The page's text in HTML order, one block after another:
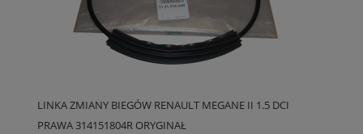
LINKA ZMIANY BIEGÓW RENAULT MEGANE II 1.5 DCI
PRAWA 314151804R ORYGINAŁ